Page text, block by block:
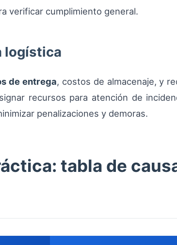
verificar cumplimiento general.
logística
de entrega, costos de almacenaje, y
recursos para atención de
penalizaciones y demoras.
tabla de